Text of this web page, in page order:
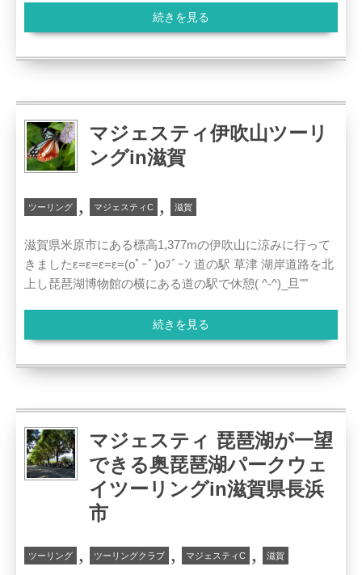
続きを見る
マジェスティ伊吹山ツーリ
ングin滋賀
ツーリング , マジェスティC , 滋賀
滋賀県米原市にある標高1,377mの伊吹山に涼みに行って
きましたε=ε=ε=ε=(oﾟｰﾟ)oﾌﾞｰﾝ 道の駅 草津 湖岸道路を北
上し琵琶湖博物館の横にある道の駅で休憩( ^-^)_旦""
続きを見る
マジェスティ 琵琶湖が一望
できる奥琵琶湖パークウェ
イツーリングin滋賀県長浜
市
ツーリング , ツーリングクラブ , マジェスティC , 滋賀